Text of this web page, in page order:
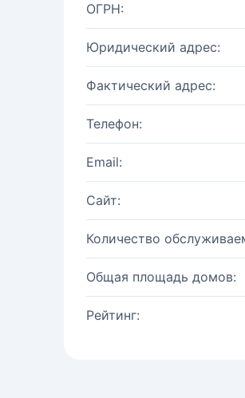
ОГРН:
Юридический адрес:
Фактический адрес:
Телефон:
Email:
Сайт:
Количество
Общая площадь домов:
Рейтинг: